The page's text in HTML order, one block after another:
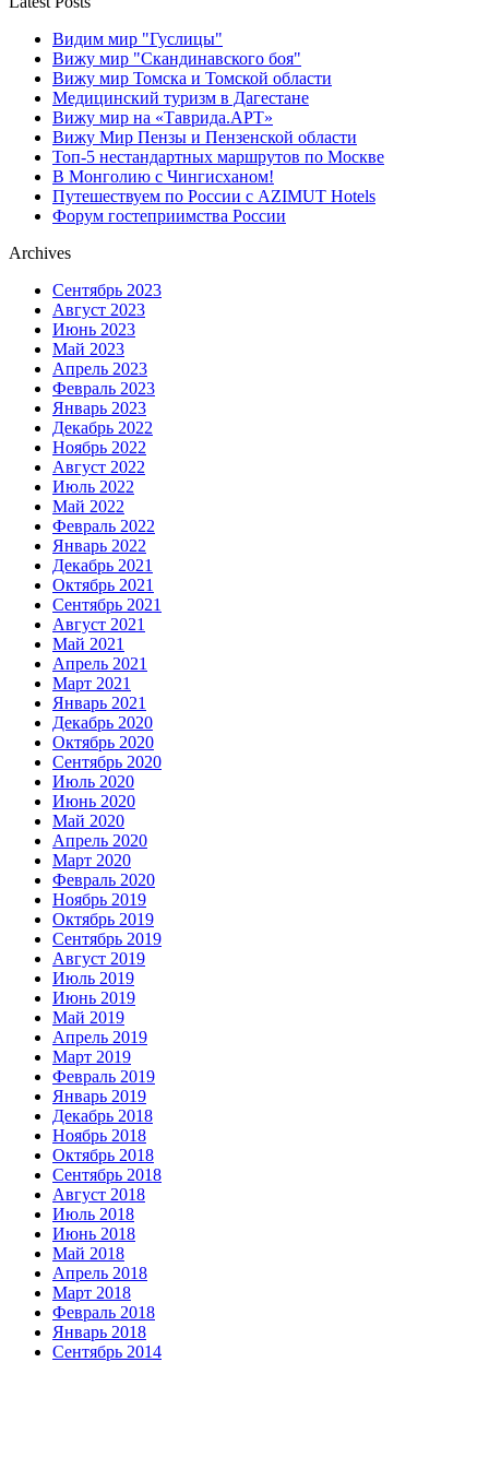
Видим мир "Гуслицы"
Вижу мир "Скандинавского боя"
Вижу мир Томска и Томской области
Медицинский туризм в Дагестане
Вижу мир на «Таврида.АРТ»
Вижу Мир Пензы и Пензенской области
Топ-5 нестандартных маршрутов по Москве
В Монголию с Чингисханом!
Путешествуем по России с AZIMUT Hotels
Форум гостеприимства России
Archives
Сентябрь 2023
Август 2023
Июнь 2023
Май 2023
Апрель 2023
Февраль 2023
Январь 2023
Декабрь 2022
Ноябрь 2022
Август 2022
Июль 2022
Май 2022
Февраль 2022
Январь 2022
Декабрь 2021
Октябрь 2021
Сентябрь 2021
Август 2021
Май 2021
Апрель 2021
Март 2021
Январь 2021
Декабрь 2020
Октябрь 2020
Сентябрь 2020
Июль 2020
Июнь 2020
Май 2020
Апрель 2020
Март 2020
Февраль 2020
Ноябрь 2019
Октябрь 2019
Сентябрь 2019
Август 2019
Июль 2019
Июнь 2019
Май 2019
Апрель 2019
Март 2019
Февраль 2019
Январь 2019
Декабрь 2018
Ноябрь 2018
Октябрь 2018
Сентябрь 2018
Август 2018
Июль 2018
Июнь 2018
Май 2018
Апрель 2018
Март 2018
Февраль 2018
Январь 2018
Сентябрь 2014